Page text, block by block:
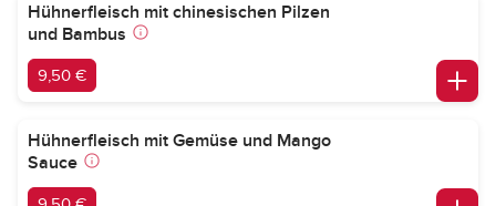
Hühnerfleisch mit chinesischen Pilzen
und Bambus
9,50 €
Hühnerfleisch mit Gemüse und Mango
Sauce